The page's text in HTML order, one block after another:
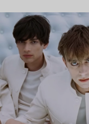
Lire l’article